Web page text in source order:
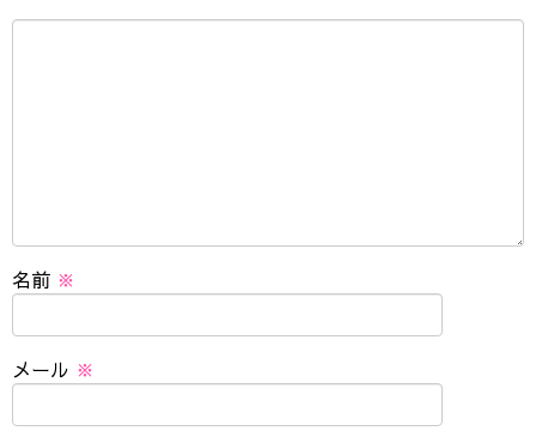
名前 ※
メール ※